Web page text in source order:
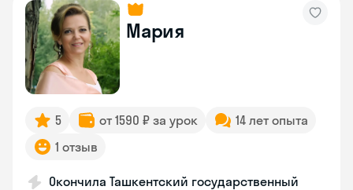
Мария
5 от 1590 ₽ за урок
14 лет опыта
1 отзыв
Окончила Ташкентский государственный